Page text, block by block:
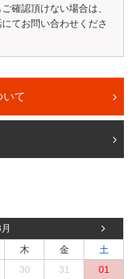
確認頂けない場合は、
てお問い合わせくださ
いて
木 金
土
30 31
01